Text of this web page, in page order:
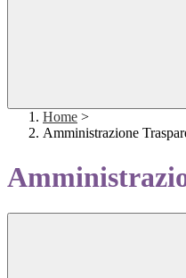
Home >
Amministrazione